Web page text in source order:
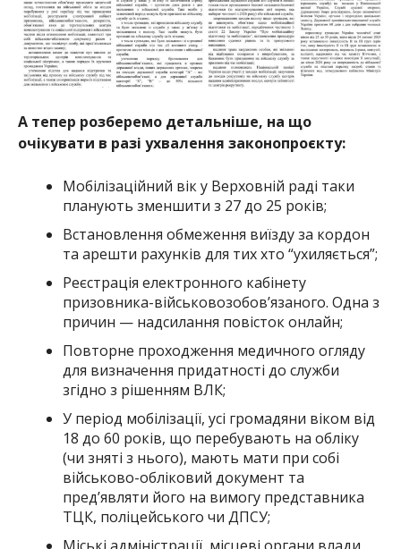
А тепер розберемо детальніше, на що
очікувати в разі ухвалення законопроєкту:
Мобілізаційний вік у Верховній раді таки
планують зменшити з 27 до 25 років;
Встановлення обмеження виїзду за кордон
та арешти рахунків для тих хто “ухиляється”;
Реєстрація електронного кабінету
призовника-військовозобов’язаного. Одна з
причин — надсилання повісток онлайн;
Повторне проходження медичного огляду
для визначення придатності до служби
згідно з рішенням ВЛК;
У період мобілізації, усі громадяни віком від
18 до 60 років, що перебувають на обліку
(чи зняті з нього), мають мати при собі
військово-обліковий документ та
пред’являти його на вимогу представника
ТЦК, поліцейського чи ДПСУ;
Міські адміністрації, місцеві органи влади